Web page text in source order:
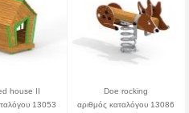
house II
13053
Doe rocking
αριθμός καταλόγου 13086